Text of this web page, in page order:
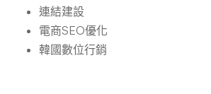
連結建設
電商SEO優化
韓國數位行銷